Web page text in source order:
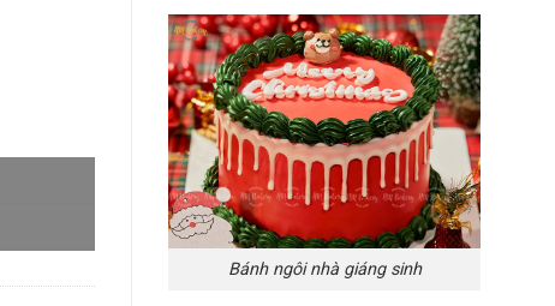
Bánh ngôi nhà giáng sinh